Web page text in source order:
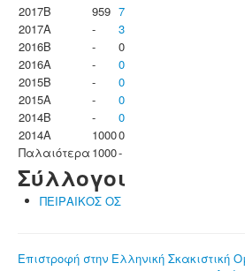
2017B
959 7
2017A
-
3
2016B
-
0
2016A
-
0
2015B
-
0
2015A
-
0
2014B
-
0
2014A
10000
Παλαιότερα 1000-
Σύλλογοι
ΠΕΙΡΑΙΚΟΣ ΟΣ
Επιστροφή στην Ελληνική Σκακιστική